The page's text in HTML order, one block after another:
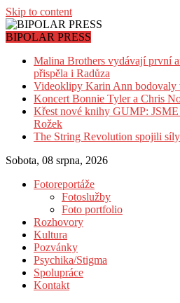
Skip to content
BIPOLAR PRESS
Malina Brothers vydávají první
přispěla i Radůza
Videoklipy Karin Ann bodovaly
Koncert Bonnie Tyler a Chris
Křest nové knihy GUMP:
Rožek
The String Revolution spojili
Sobota, 08 srpna, 2026
Fotoreportáže
Fotoslužby
Foto portfolio
Rozhovory
Kultura
Pozvánky
Psychika/Stigma
Spolupráce
Kontakt